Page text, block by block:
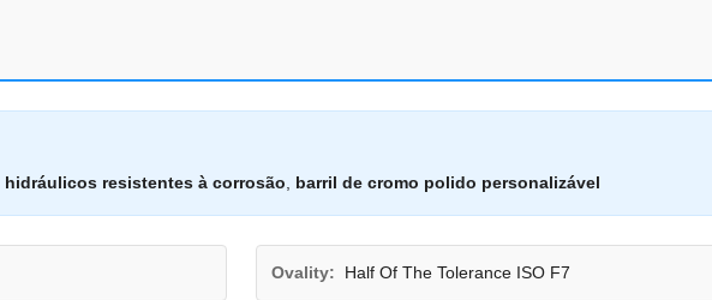
resistentes à corrosão barril de cromo polido personalizável
Ovality: Half Of The Tolerance ISO F7